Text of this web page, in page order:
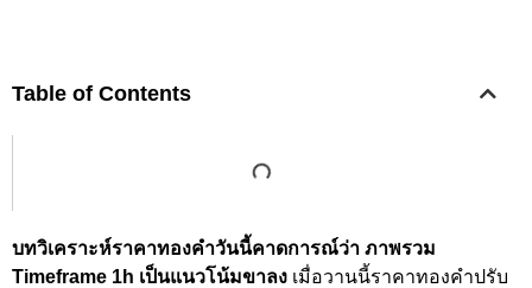
Table of Contents
บทวิเคราะห์ราคาทองคำวันนี้คาดการณ์ว่า ภาพรวม
Timeframe 1h เป็นแนวโน้มขาลง เมื่อวานนี้ราคาทองคำปรับ